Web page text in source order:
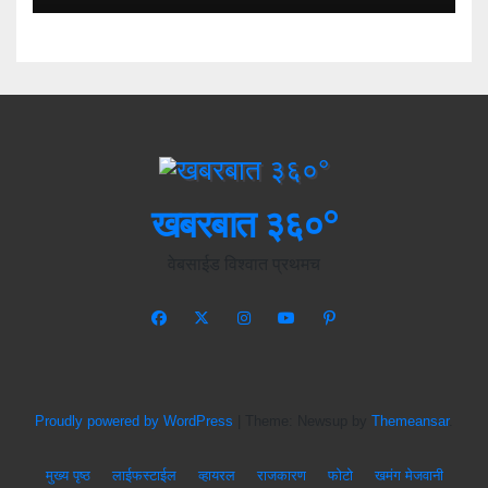
खबरबात ३६०°
Proudly powered by WordPress Themeansar.
मुख्य पृष्ठ लाईफस्टाईल व्हायरल राजकारण फोटो खमंग मेजवानी